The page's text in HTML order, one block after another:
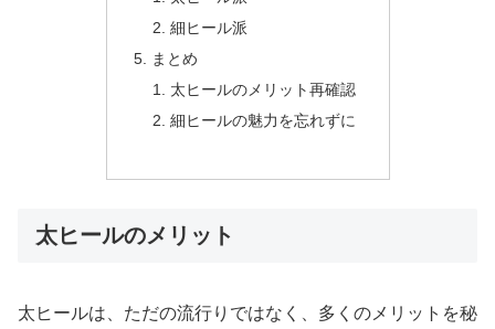
細ヒール派
まとめ
太ヒールのメリット再確認
細ヒールの魅力を忘れずに
太ヒールのメリット
太ヒールは、ただの流行りではなく、多くのメリットを秘